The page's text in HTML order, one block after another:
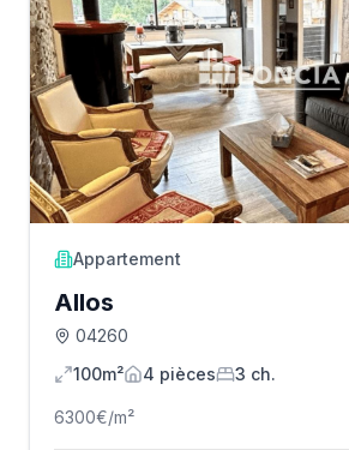
Appartement
Allos
04260
100m²
4 pièces 3 ch.
6300€/m²